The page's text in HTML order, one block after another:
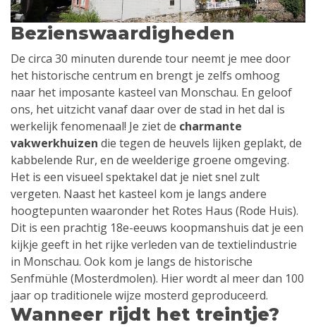
Bezienswaardigheden
De circa 30 minuten durende tour neemt je mee door
het historische centrum en brengt je zelfs omhoog
naar het imposante kasteel van Monschau. En geloof
ons, het uitzicht vanaf daar over de stad in het dal is
werkelijk fenomenaal! Je ziet de charmante
vakwerkhuizen die tegen de heuvels lijken geplakt, de
kabbelende Rur, en de weelderige groene omgeving.
Het is een visueel spektakel dat je niet snel zult
vergeten. Naast het kasteel kom je langs andere
hoogtepunten waaronder het Rotes Haus (Rode Huis).
Dit is een prachtig 18e-eeuws koopmanshuis dat je een
kijkje geeft in het rijke verleden van de textielindustrie
in Monschau. Ook kom je langs de historische
Senfmühle (Mosterdmolen). Hier wordt al meer dan 100
jaar op traditionele wijze mosterd geproduceerd.
Wanneer rijdt het treintje?